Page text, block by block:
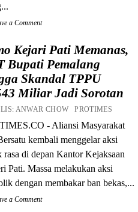
a Comment
Kejari Pati Memanas,
Bupati Pemalang
Skandal TPPU
Miliar Jadi Sorotan
ANWAR CHOW PROTIMES
- Aliansi Masyarakat
kembali menggelar aksi
rasa di depan Kantor Kejaksaan
Pati. Massa melakukan aksi
dengan membakar ban bekas,...
a Comment